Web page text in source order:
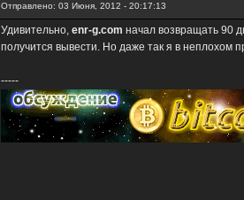
Отправлено: 03 Июня, 2012 - 20:17:13
Удивительно, enr-g.com начал возвращать 90
получится вывести. Но даже так я в неплохом
-----